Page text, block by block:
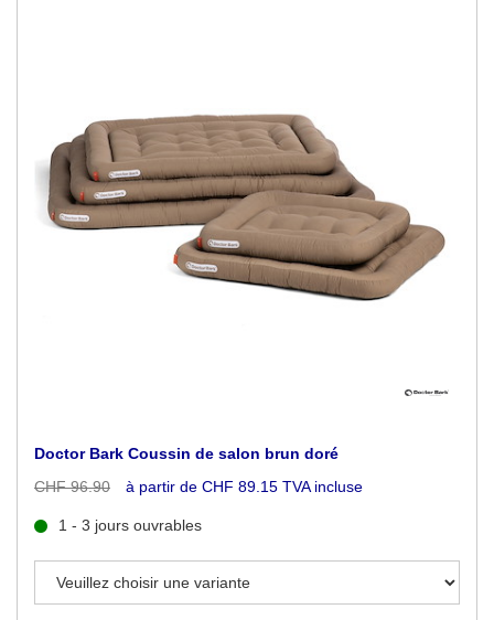
Doctor Bark Coussin de salon brun doré
CHF 96.90
à partir de CHF 89.15 TVA incluse
1 - 3 jours ouvrables